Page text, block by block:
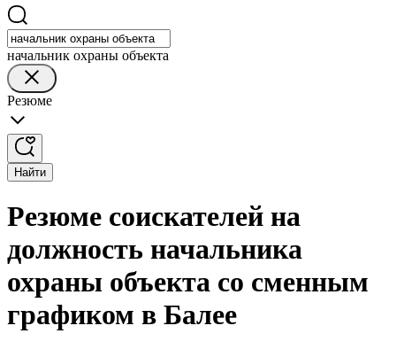
начальник охраны объекта
Резюме
Найти
Резюме соискателей на
должность начальника
охраны объекта со сменным
графиком в Балее